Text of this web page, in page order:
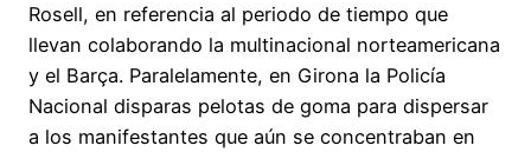
Rosell, en referencia al periodo de tiempo que
llevan colaborando la multinacional norteamericana
y el Barça. Paralelamente, en Girona la Policía
Nacional disparas pelotas de goma para dispersar
a los manifestantes que aún se concentraban en